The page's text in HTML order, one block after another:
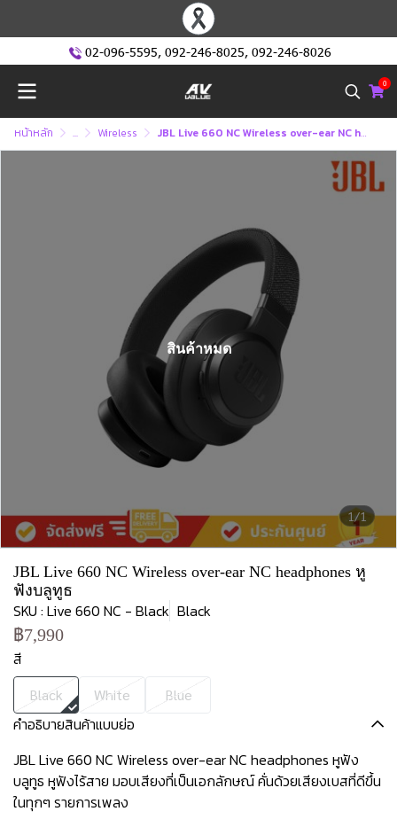
02-096-5595, 092-246-8025, 092-246-8026
0
หน้าหลัก ... Wireless JBL Live 660 NC Wireless over-ear NC headphones หูฟังบลูทูธ
1/1
สินค้าหมด
JBL Live 660 NC Wireless over-ear NC headphones หู
ฟังบลูทูธ
SKU : Live 660 NC - Black Black
฿7,990
สี
Black White Blue
คำอธิบายสินค้าแบบย่อ
JBL Live 660 NC Wireless over-ear NC headphones หูฟัง
บลูทูธ หูฟังไร้สาย มอบเสียงที่เป็นเอกลักษณ์ คั่นด้วยเสียงเบสที่ดีขึ้น
ในทุกๆ รายการเพลง